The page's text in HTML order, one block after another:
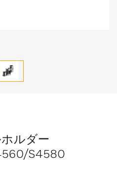
ルダー
S4580